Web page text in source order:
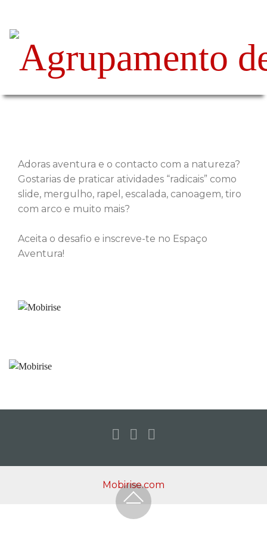
Espaço Aventura
Adoras aventura e o contacto com a natureza?
Gostarias de praticar atividades “radicais” como
slide, mergulho, rapel, escalada, canoagem, tiro
com arco e muito mais?
Aceita o desafio e inscreve-te no Espaço
Aventura!
Mobirise.com